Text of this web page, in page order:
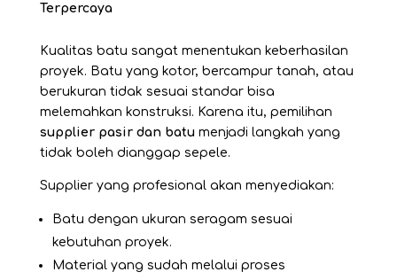
Terpercaya
Kualitas batu sangat menentukan keberhasilan
proyek. Batu yang kotor, bercampur tanah, atau
berukuran tidak sesuai standar bisa
melemahkan konstruksi. Karena itu, pemilihan
supplier pasir dan batumenjadi langkah yang
tidak boleh dianggap sepele.
Supplier yang profesional akan menyediakan:
Batu dengan ukuran seragam sesuai
kebutuhan proyek.
Material yang sudah melalui proses